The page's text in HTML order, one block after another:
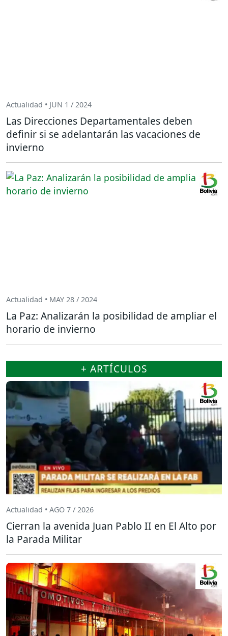
Actualidad • JUN 1 / 2024
Las Direcciones Departamentales deben
definir si se adelantarán las vacaciones de
invierno
Actualidad • MAY 28 / 2024
La Paz: Analizarán la posibilidad de ampliar el
horario de invierno
+ ARTÍCULOS
Actualidad • AGO 7 / 2026
Cierran la avenida Juan Pablo II en El Alto por
la Parada Militar